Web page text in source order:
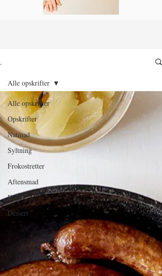
.
Alle opskrifter
Opskrifter
Natmad
Syltning
Frokostretter
Aftensmad
Kager
Dessert
Alle opskrifter